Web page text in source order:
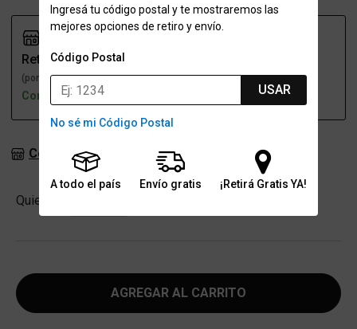
Ingresá tu código postal y te mostraremos las
mejores opciones de retiro y envío.
Código Postal
USAR
No sé mi Código Postal
A todo el país Envío gratis ¡Retirá Gratis YA!
Retiro
(por una sucursal)
Con stock
(a domicilio)
Consultar stock en sucursales
Quiero
AGREGAR AL CARRITO